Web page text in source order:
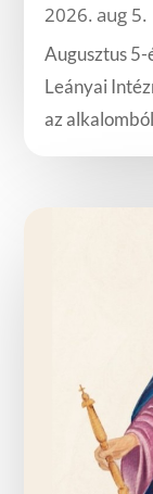
2026. aug 5.
Augusztus 5-
Leányai
az